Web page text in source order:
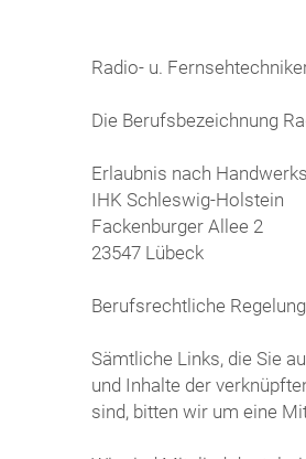
Radio- u.
Die Berufsbezeichnung
Erlaubnis nach
IHK Schleswig-Holstein
Fackenburger Allee 2
23547 Lübeck
Berufsrechtliche
Sämtliche Links, die Sie
und Inhalte der
sind, bitten wir um eine